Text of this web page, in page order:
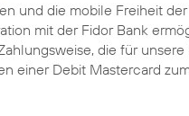
und die mobile Freiheit
mit der Fidor Bank
die für
einer Debit Mastercard